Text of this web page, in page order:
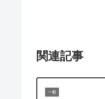
関連記事
一般